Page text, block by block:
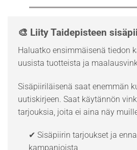
🎨 Liity Taidepisteen
Haluatko ensimmäisenä tiedon
uusista tuotteista ja
Sisäpiiriläisenä saat enemmän
uutiskirjeen. Saat käytännön
tarjouksia, joita ei aina näy
✔ Sisäpiirin tarjoukset ja
kampanjoista